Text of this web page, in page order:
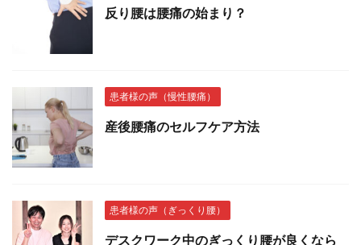
反り腰は腰痛の始まり？
患者様の声（慢性腰痛）
産後腰痛のセルフケア方法
患者様の声（ぎっくり腰）
デスクワーク中のぎっくり腰が良くなら